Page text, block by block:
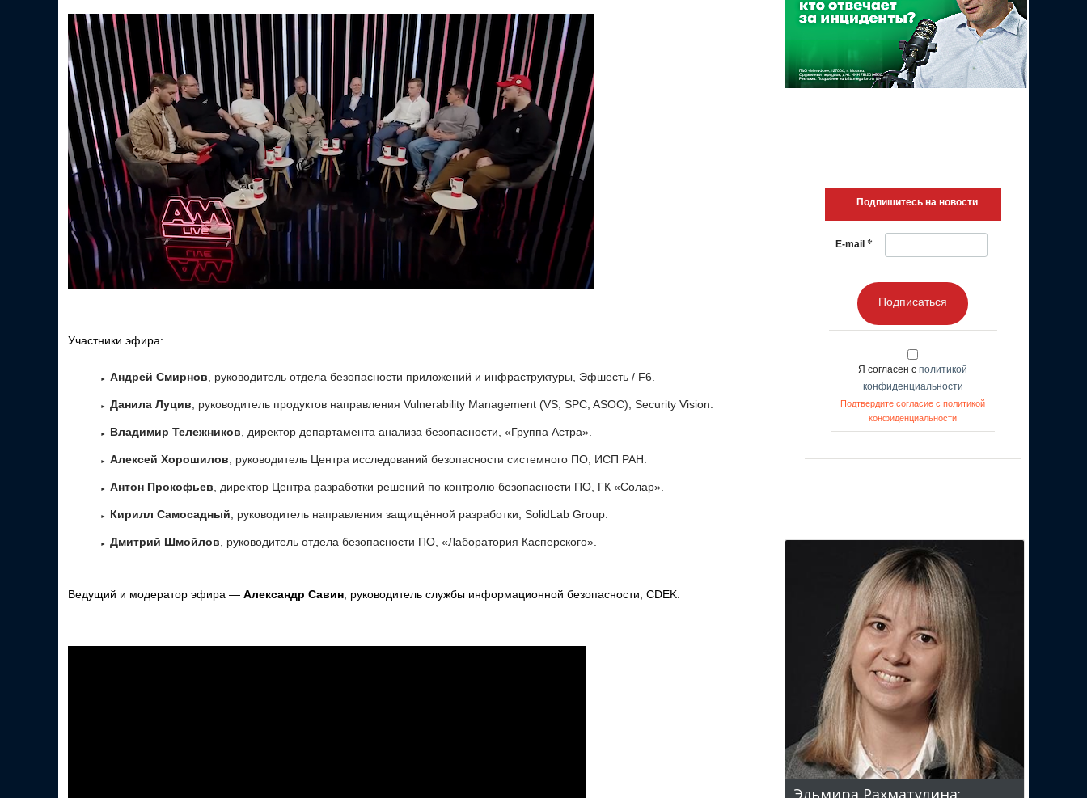
Участники эфира:
Андрей Смирнов , руководитель отдела безопасности приложений и инфраструктуры, Эфшесть / F6.
Данила Луцив , руководитель продуктов направления Vulnerability Management (VS, SPC, ASOC), Security Vision.
Владимир Тележников , директор департамента анализа безопасности, «Группа Астра».
Алексей Хорошилов , руководитель Центра исследований безопасности системного ПО, ИСП РАН.
Антон Прокофьев , директор Центра разработки решений по контролю безопасности ПО, ГК «Солар».
Кирилл Самосадный , руководитель направления защищённой разработки, SolidLab Group.
Дмитрий Шмойлов , руководитель отдела безопасности ПО, «Лаборатория Касперского».
Ведущий и модератор эфира — Александр Савин , руководитель службы информационной безопасности, CDEK.
Подпишитесь на новости
E-mail *
Подписаться
Я согласен с политикой
конфиденциальности
Подтвердите согласие с политикой
конфиденциальности
Эльмира Рахматулина: